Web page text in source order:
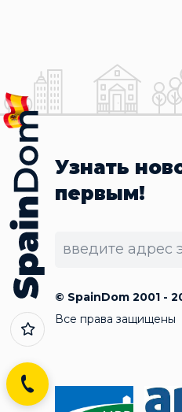
Узнать
первым!
© SpainDom 2001 -
Все права защищены